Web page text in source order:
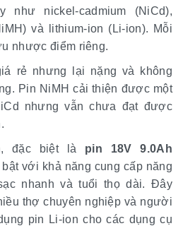
như nickel-cadmium (NiCd),
và lithium-ion (Li-ion). Mỗi
nhược điểm riêng.
rẻ nhưng lại nặng và không
Pin NiMH cải thiện được một
nhưng vẫn chưa đạt được
đặc biệt là pin 18V 9.0Ah
bật với khả năng cung cấp năng
nhanh và tuổi thọ dài. Đây
thợ chuyên nghiệp và người
pin Li-ion cho các dụng cụ